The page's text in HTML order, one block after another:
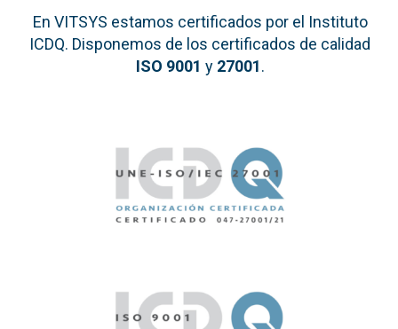
En VITSYS estamos certificados por el Instituto
ICDQ. Disponemos de los certificados de calidad
ISO 9001 y 27001.